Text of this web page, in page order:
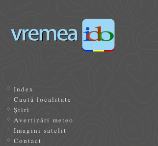
Index
Caută localitate
Știri
Avertizări meteo
Imagini satelit
Contact